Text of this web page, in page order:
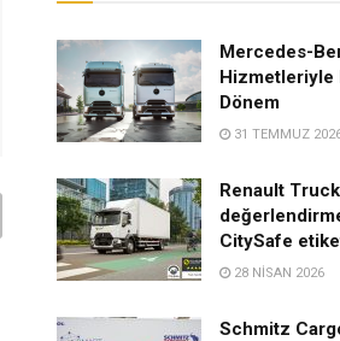
Mercedes-
Hizmetleriyle
Dönem
31 TEMMUZ
Renault
CitySafe
28 NISAN 2026
Schmitz